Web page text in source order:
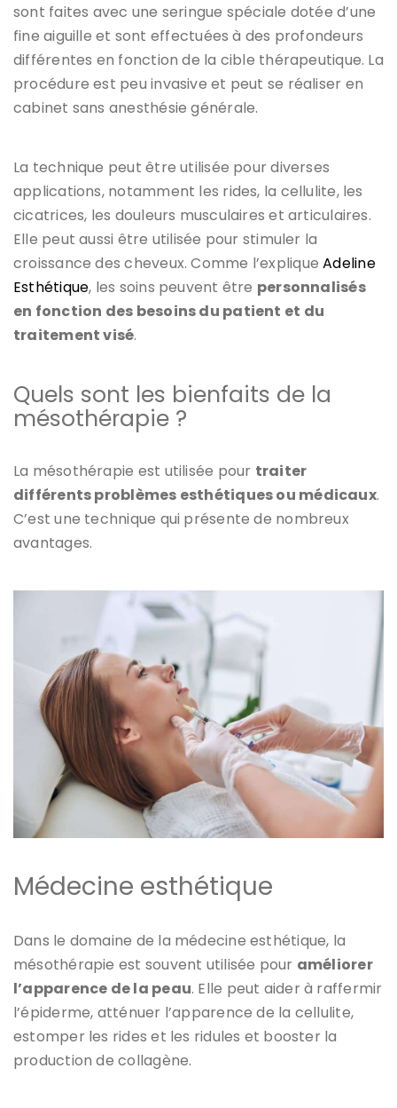
sont faites avec une seringue spéciale dotée d’une
fine aiguille et sont effectuées à des profondeurs
différentes en fonction de la cible thérapeutique. La
procédure est peu invasive et peut se réaliser en
cabinet sans anesthésie générale.
La technique peut être utilisée pour diverses
applications, notamment les rides, la cellulite, les
cicatrices, les douleurs musculaires et articulaires.
Elle peut aussi être utilisée pour stimuler la
croissance des cheveux. Comme l’expliqueAdeline
Esthétique, les soins peuvent être personnalisés
en fonction des besoins du patient et du
traitement visé.
Quels sont les bienfaits de la
mésothérapie ?
La mésothérapie est utilisée pour traiter
différents problèmes esthétiques ou médicaux.
C’est une technique qui présente de nombreux
avantages.
Médecine esthétique
Dans le domaine de la médecine esthétique, la
mésothérapie est souvent utilisée pour améliorer
l’apparence de la peau. Elle peut aider à raffermir
l’épiderme, atténuer l’apparence de la cellulite,
estomper les rides et les ridules et booster la
production de collagène.